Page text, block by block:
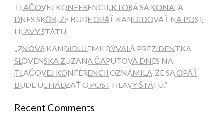
TLAČOVEJ KONFERENCII, KTORÁ SA KONALA
DNES SKÔR, ŽE BUDE OPÄŤ KANDIDOVAŤ NA POST
HLAVY ŠTÁTU
„ZNOVA KANDIDUJEM!! BÝVALÁ PREZIDENTKA
SLOVENSKA ZUZANA ČAPUTOVÁ DNES NA
TLAČOVEJ KONFERENCII OZNÁMILA, ŽE SA OPÄŤ
BUDE UCHÁDZAŤ O POST HLAVY ŠTÁTU.“
Recent Comments